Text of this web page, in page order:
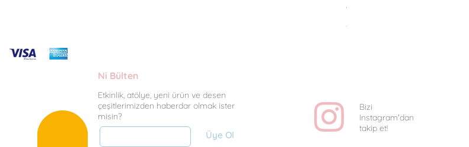
Van Gogh Collag - Uniq
Fiyat
₺1.350,00
Ni Bülten
Etkinlik, atölye, yeni ürün ve desen
çeşitlerimizden haberdar olmak ister
misin?
Üye Ol
Bizi
Instagram'dan
takip et!